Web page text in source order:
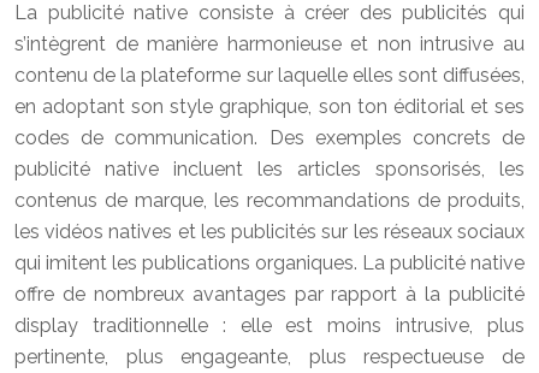
La publicité native consiste à créer des publicités qui
s’intègrent de manière harmonieuse et non intrusive au
contenu de la plateforme sur laquelle elles sont diffusées,
en adoptant son style graphique, son ton éditorial et ses
codes de communication. Des exemples concrets de
publicité native incluent les articles sponsorisés, les
contenus de marque, les recommandations de produits,
les vidéos natives et les publicités sur les réseaux sociaux
qui imitent les publications organiques. La publicité native
offre de nombreux avantages par rapport à la publicité
display traditionnelle : elle est moins intrusive, plus
pertinente, plus engageante, plus respectueuse de